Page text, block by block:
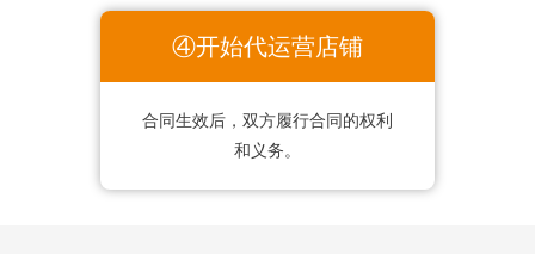
④开始代运营店铺
合同生效后，双方履行合同的权利
和义务。